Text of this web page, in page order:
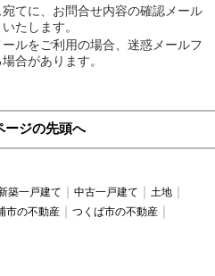
てに、お問合せ内容の確認メール
たします。
ルをご利用の場合、迷惑メールフ
合があります。
ージの先頭へ
築一戸建て 中古一戸建て
土地
市の不動産
つくば市の不動産